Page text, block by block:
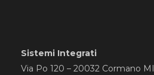
Sistemi Integrati
Via Po 120 – 20032 Cormano MI